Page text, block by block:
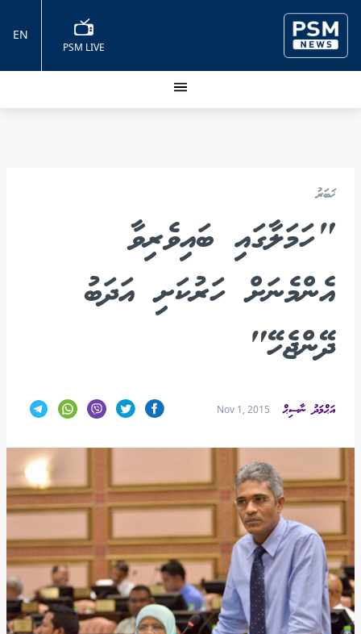
PSM LIVE
EN
ޚަބަރު
"ހަމަލާގައި ބައިވެރިވާ
އެންމެނަށް ހަރުކަށި އަދަބު
ދޭންޖެހޭ"
އަޙްމަދު ނާސިޙް Nov 1, 2015